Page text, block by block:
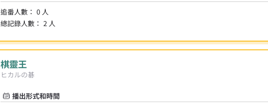
追番人數： 0 人
總記錄人數： 2 人
棋靈王
ヒカルの碁
播出形式和時間